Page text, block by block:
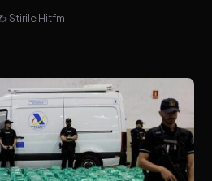
Stirile Hitfm